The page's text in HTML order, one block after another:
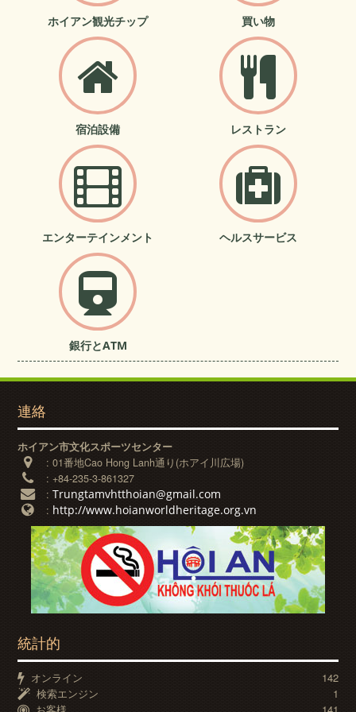
ホイアン観光チップ 買い物
宿泊設備 レストラン
エンターテインメント ヘルスサービス
銀行とATM
連絡
ホイアン市文化スポーツセンター
:01番地Cao Hong Lanh通り(ホアイ川広場)
:+84-235-3-861327
:Trungtamvhtthoian@gmail.com
: http://www.hoianworldheritage.org.vn
統計的
オンライン
142
検索エンジン
1